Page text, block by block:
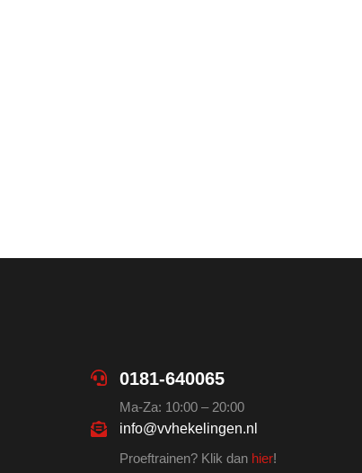
0181-640065
Ma-Za: 10:00 – 20:00
info@vvhekelingen.nl
Proeftrainen? Klik dan hier!